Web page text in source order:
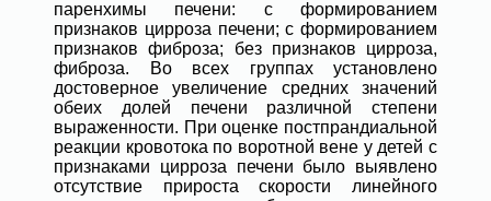
паренхимы печени: с формированием
признаков цирроза печени; с формированием
признаков фиброза; без признаков цирроза,
фиброза. Во всех группах установлено
достоверное увеличение средних значений
обеих долей печени различной степени
выраженности. При оценке постпрандиальной
реакции кровотока по воротной вене у детей с
признаками цирроза печени было выявлено
отсутствие прироста скорости линейного